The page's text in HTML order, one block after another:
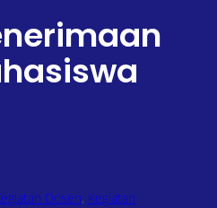
Dosen, Kegiatan